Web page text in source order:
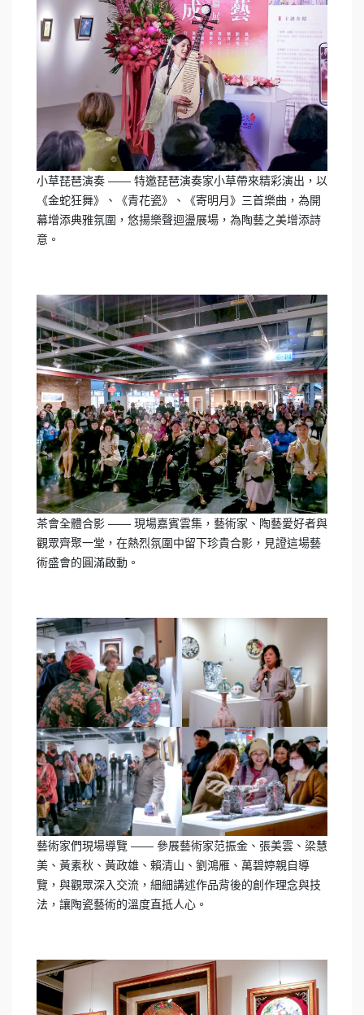
小草琵琶演奏 —— 特邀琵琶演奏家小草帶來精彩演出，以
《金蛇狂舞》、《青花瓷》、《寄明月》三首樂曲，為開
幕增添典雅氛圍，悠揚樂聲迴盪展場，為陶藝之美增添詩
意。
茶會全體合影 —— 現場嘉賓雲集，藝術家、陶藝愛好者與
觀眾齊聚一堂，在熱烈氛圍中留下珍貴合影，見證這場藝
術盛會的圓滿啟動。
藝術家們現場導覽 —— 參展藝術家范振金、張美雲、梁慧
美、黃素秋、黃政雄、賴清山、劉鴻雁、萬碧婷親自導
覽，與觀眾深入交流，細細講述作品背後的創作理念與技
法，讓陶瓷藝術的溫度直抵人心。